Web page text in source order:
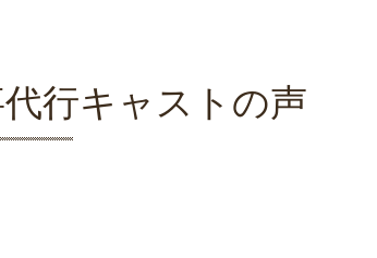
行キャストの声